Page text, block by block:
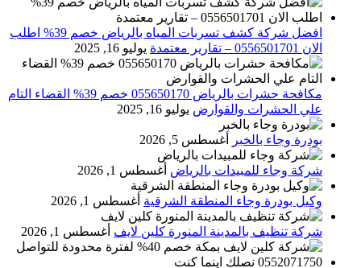
افضل شركة كشف تسربات المياه بالرياض خصم 39% اطلب
الان 0556501701‬‏ – تقارير معتمدة
يوليو 16, 2025
مكافحة حشرات بالرياض 055650170 خصم 39% القضاء التام
علي الحشرات والقوارض يوليو 16, 2025
بودرة وجاء بالخبر أغسطس 5, 2026
شركة وجاء للمبيدات بالرياض أغسطس 1, 2026
وكيل بودرة وجاء المنطقة الشرقية أغسطس 1, 2026
شركة تنظيف بالمدينة المنورة كلين لايف أغسطس 1, 2026